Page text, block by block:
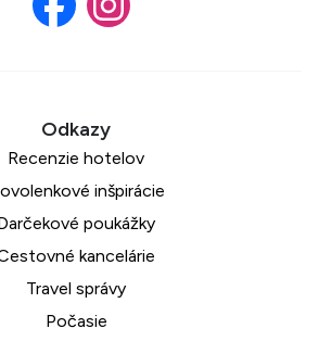
Recenzie hotelov
inšpirácie
poukážky
kancelárie
Travel správy
Počasie